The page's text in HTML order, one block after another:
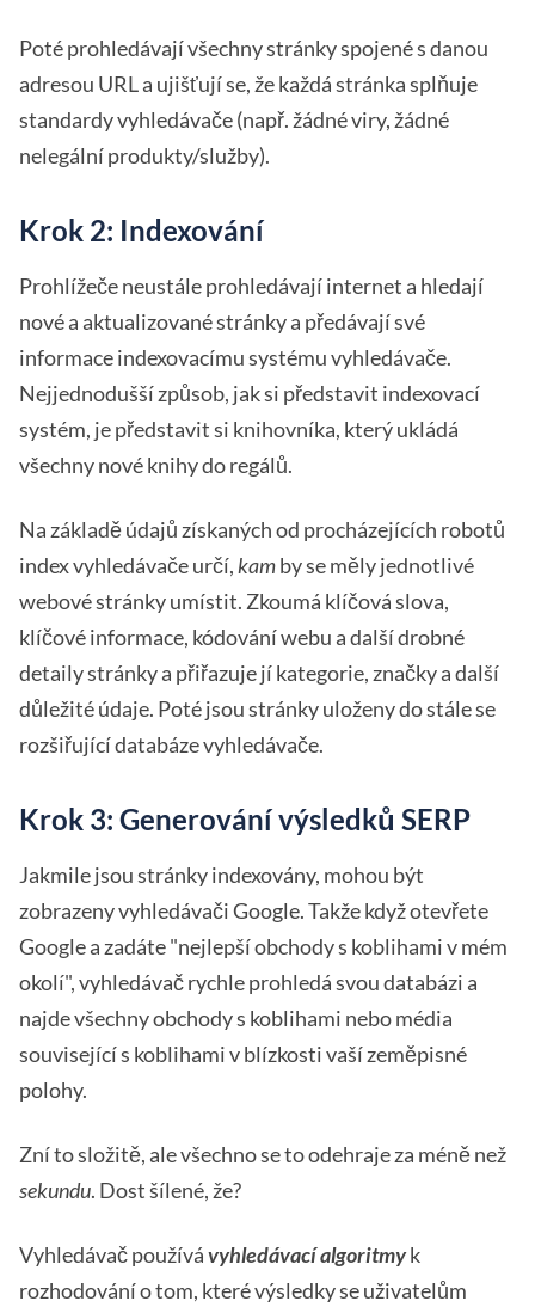
Poté prohledávají všechny stránky spojené s danou
adresou URL a ujišťují se, že každá stránka splňuje
standardy vyhledávače (např. žádné viry, žádné
nelegální produkty/služby).
Krok 2: Indexování
Prohlížeče neustále prohledávají internet a hledají
nové a aktualizované stránky a předávají své
informace indexovacímu systému vyhledávače.
Nejjednodušší způsob, jak si představit indexovací
systém, je představit si knihovníka, který ukládá
všechny nové knihy do regálů.
Na základě údajů získaných od procházejících robotů
index vyhledávače určí, kamby se měly jednotlivé
webové stránky umístit. Zkoumá klíčová slova,
klíčové informace, kódování webu a další drobné
detaily stránky a přiřazuje jí kategorie, značky a další
důležité údaje. Poté jsou stránky uloženy do stále se
rozšiřující databáze vyhledávače.
Krok 3: Generování výsledků SERP
Jakmile jsou stránky indexovány, mohou být
zobrazeny vyhledávači Google. Takže když otevřete
Google a zadáte "nejlepší obchody s koblihami v mém
okolí", vyhledávač rychle prohledá svou databázi a
najde všechny obchody s koblihami nebo média
související s koblihami v blízkosti vaší zeměpisné
polohy.
Zní to složitě, ale všechno se to odehraje za méně než
sekundu. Dost šílené, že?
Vyhledávač používávyhledávací algoritmyk
rozhodování o tom, které výsledky se uživatelům